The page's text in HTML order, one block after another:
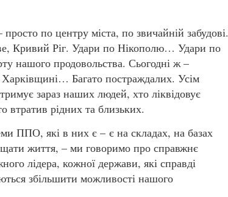
по центру міста, по звичайній забудові.
Кривий Ріг. Удари по Нікополю… Удари по
нашого продовольства. Сьогодні ж –
Багато постраждалих. Усім
зараз наших людей, хто ліквідовує
втратив рідних та близьких.
ППО, які в них є – є на складах, на базах
життя, – ми говоримо про справжнє
лідера, кожної держави, які справді
збільшити можливості нашого